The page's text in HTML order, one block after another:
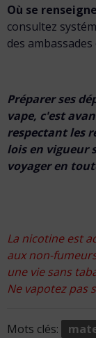
Où se
consultez
des
Préparer ses
vape, c'est
respectant les
lois en vigueur
voyager en
La nicotine est
aux non-
une vie sans
Ne vapotez pas
Mots clés: